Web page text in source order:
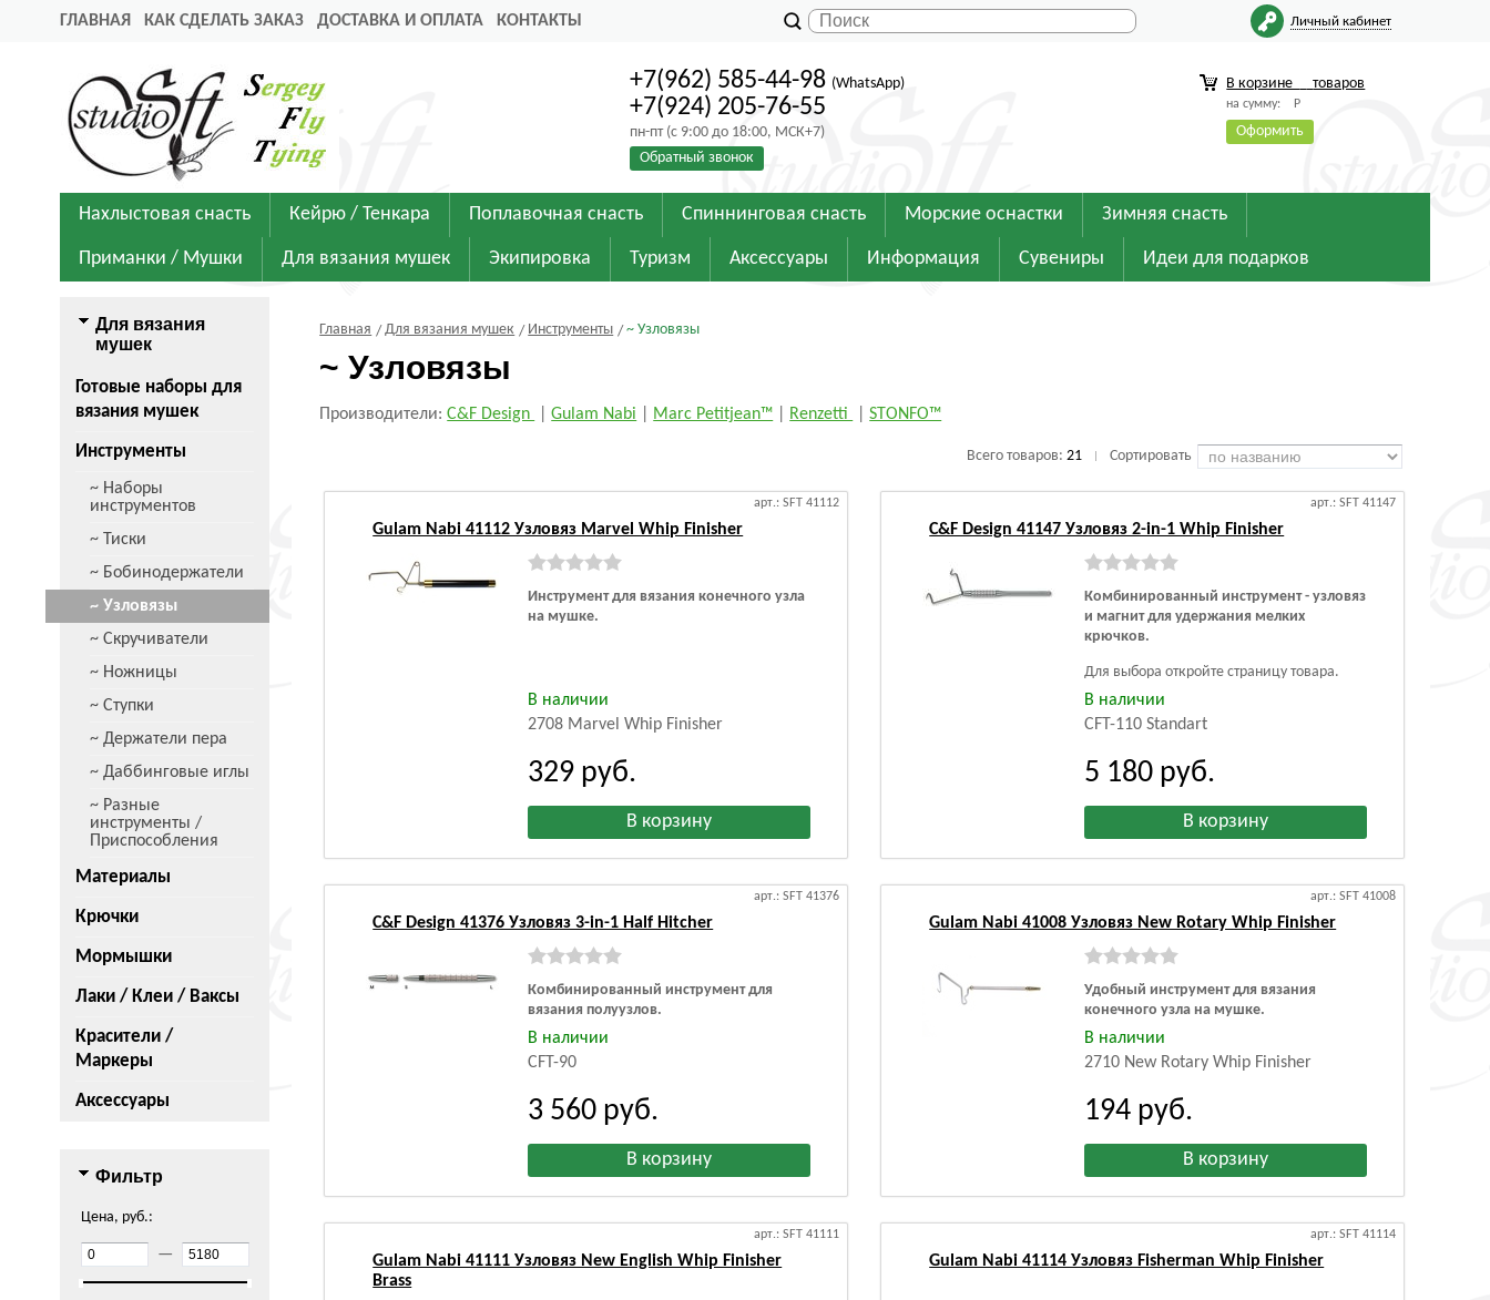
ГЛАВНАЯ КАК СДЕЛАТЬ ЗАКАЗ ДОСТАВКА И ОПЛАТА КОНТАКТЫ Личный кабинет
+7(962) 585-44-98 (WhatsApp)
+7(924) 205-76-55
пн-пт (с 9:00 до 18:00, МСК+7)
Обратный звонок
В корзине товаров
на сумму: Р
Оформить
Нахлыстовая снасть Кейрю / Тенкара Поплавочная снасть Спиннинговая снасть Морские оснастки Зимняя снасть
Приманки / Мушки Для вязания мушек Экипировка Туризм Аксессуары Информация Сувениры Идеи для подарков
Для вязания
мушек
Готовые наборы для
вязания мушек
Инструменты
~ Наборы
инструментов
~ Тиски
~ Бобинодержатели
~ Узловязы
~ Скручиватели
~ Ножницы
~ Ступки
~ Держатели пера
~ Даббинговые иглы
~ Разные
инструменты /
Приспособления
Материалы
Крючки
Мормышки
Лаки / Клеи / Ваксы
Красители /
Маркеры
Аксессуары
Фильтр
Цена, руб.:
—
Главная Для вязания мушек Инструменты ~ Узловязы
~ Узловязы
Производители:C&F Design |Gulam Nabi Marc Petitjean™ Renzetti |STONFO™
Всего товаров: 21 Сортировать
арт.: SFT 41112
Gulam Nabi 41112 Узловяз Marvel Whip Finisher
Инструмент для вязания конечного узла
на мушке.
В наличии
2708 Marvel Whip Finisher
329 руб.
арт.: SFT 41147
C&F Design 41147 Узловяз 2-in-1 Whip Finisher
Комбинированный инструмент - узловяз
и магнит для удержания мелких
крючков.
Для выбора откройте страницу товара.
В наличии
CFT-110 Standart
5 180 руб.
арт.: SFT 41376
C&F Design 41376 Узловяз 3-in-1 Half Hitcher
Комбинированный инструмент для
вязания полуузлов.
В наличии
CFT-90
3 560 руб.
арт.: SFT 41008
Gulam Nabi 41008 Узловяз New Rotary Whip Finisher
Удобный инструмент для вязания
конечного узла на мушке.
В наличии
2710 New Rotary Whip Finisher
194 руб.
арт.: SFT 41111
Gulam Nabi 41111 Узловяз New English Whip Finisher
Brass
арт.: SFT 41114
Gulam Nabi 41114 Узловяз Fisherman Whip Finisher